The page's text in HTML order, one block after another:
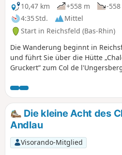
10,47 km
+558 m
-
4:35 Std.
Mittel
Start in Reichsfeld (Bas-Rhin)
Die Wanderung beginnt in
und führt Sie über die Hütte
Gruckert” zum Col de
Achtung, der erste Anstieg ist
steil und lang (fast 14 % während
ersten 2 Kilometer).
Die kleine Acht des
Andlau
Visorando-Mitglied